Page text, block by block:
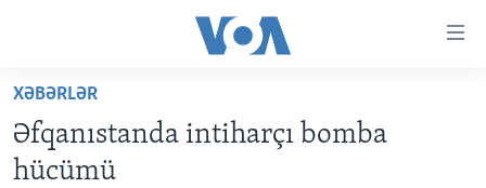
Skip
main
content
ANA SƏHİFƏ
PROQRAMLAR
XƏBƏRLƏR
Əfqanıstanda intiharçı bomba
hücümü